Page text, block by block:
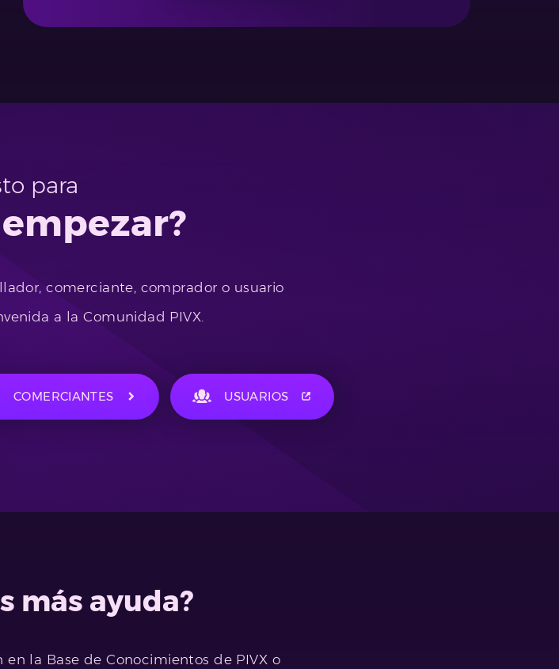
para
comerciante, comprador o usuario
a la Comunidad PIVX.
COMERCIANTES USUARIOS
más ayuda?
la Base de Conocimientos de PIVX o